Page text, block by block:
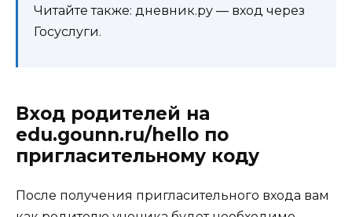
Читайте также: дневник.ру — вход через
Госуслуги.
Вход родителей на
edu.gounn.ru/hello по
пригласительному коду
После получения пригласительного входа вам